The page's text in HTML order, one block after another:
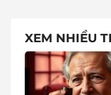
XEM NHIỀU